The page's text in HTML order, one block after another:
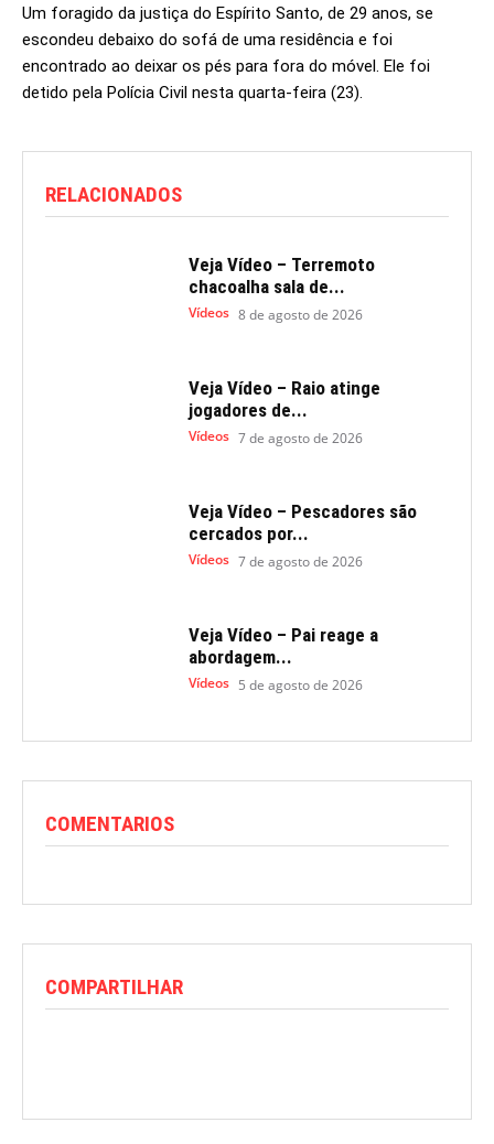
Um foragido da justiça do Espírito Santo, de 29 anos, se
escondeu debaixo do sofá de uma residência e foi
encontrado ao deixar os pés para fora do móvel. Ele foi
detido pela Polícia Civil nesta quarta-feira (23).
RELACIONADOS
Veja Vídeo – Terremoto
chacoalha sala de...
Vídeos 8 de agosto de 2026
Veja Vídeo – Raio atinge
jogadores de...
Vídeos 7 de agosto de 2026
Veja Vídeo – Pescadores são
cercados por...
Vídeos 7 de agosto de 2026
Veja Vídeo – Pai reage a
abordagem...
Vídeos 5 de agosto de 2026
COMENTARIOS
COMPARTILHAR